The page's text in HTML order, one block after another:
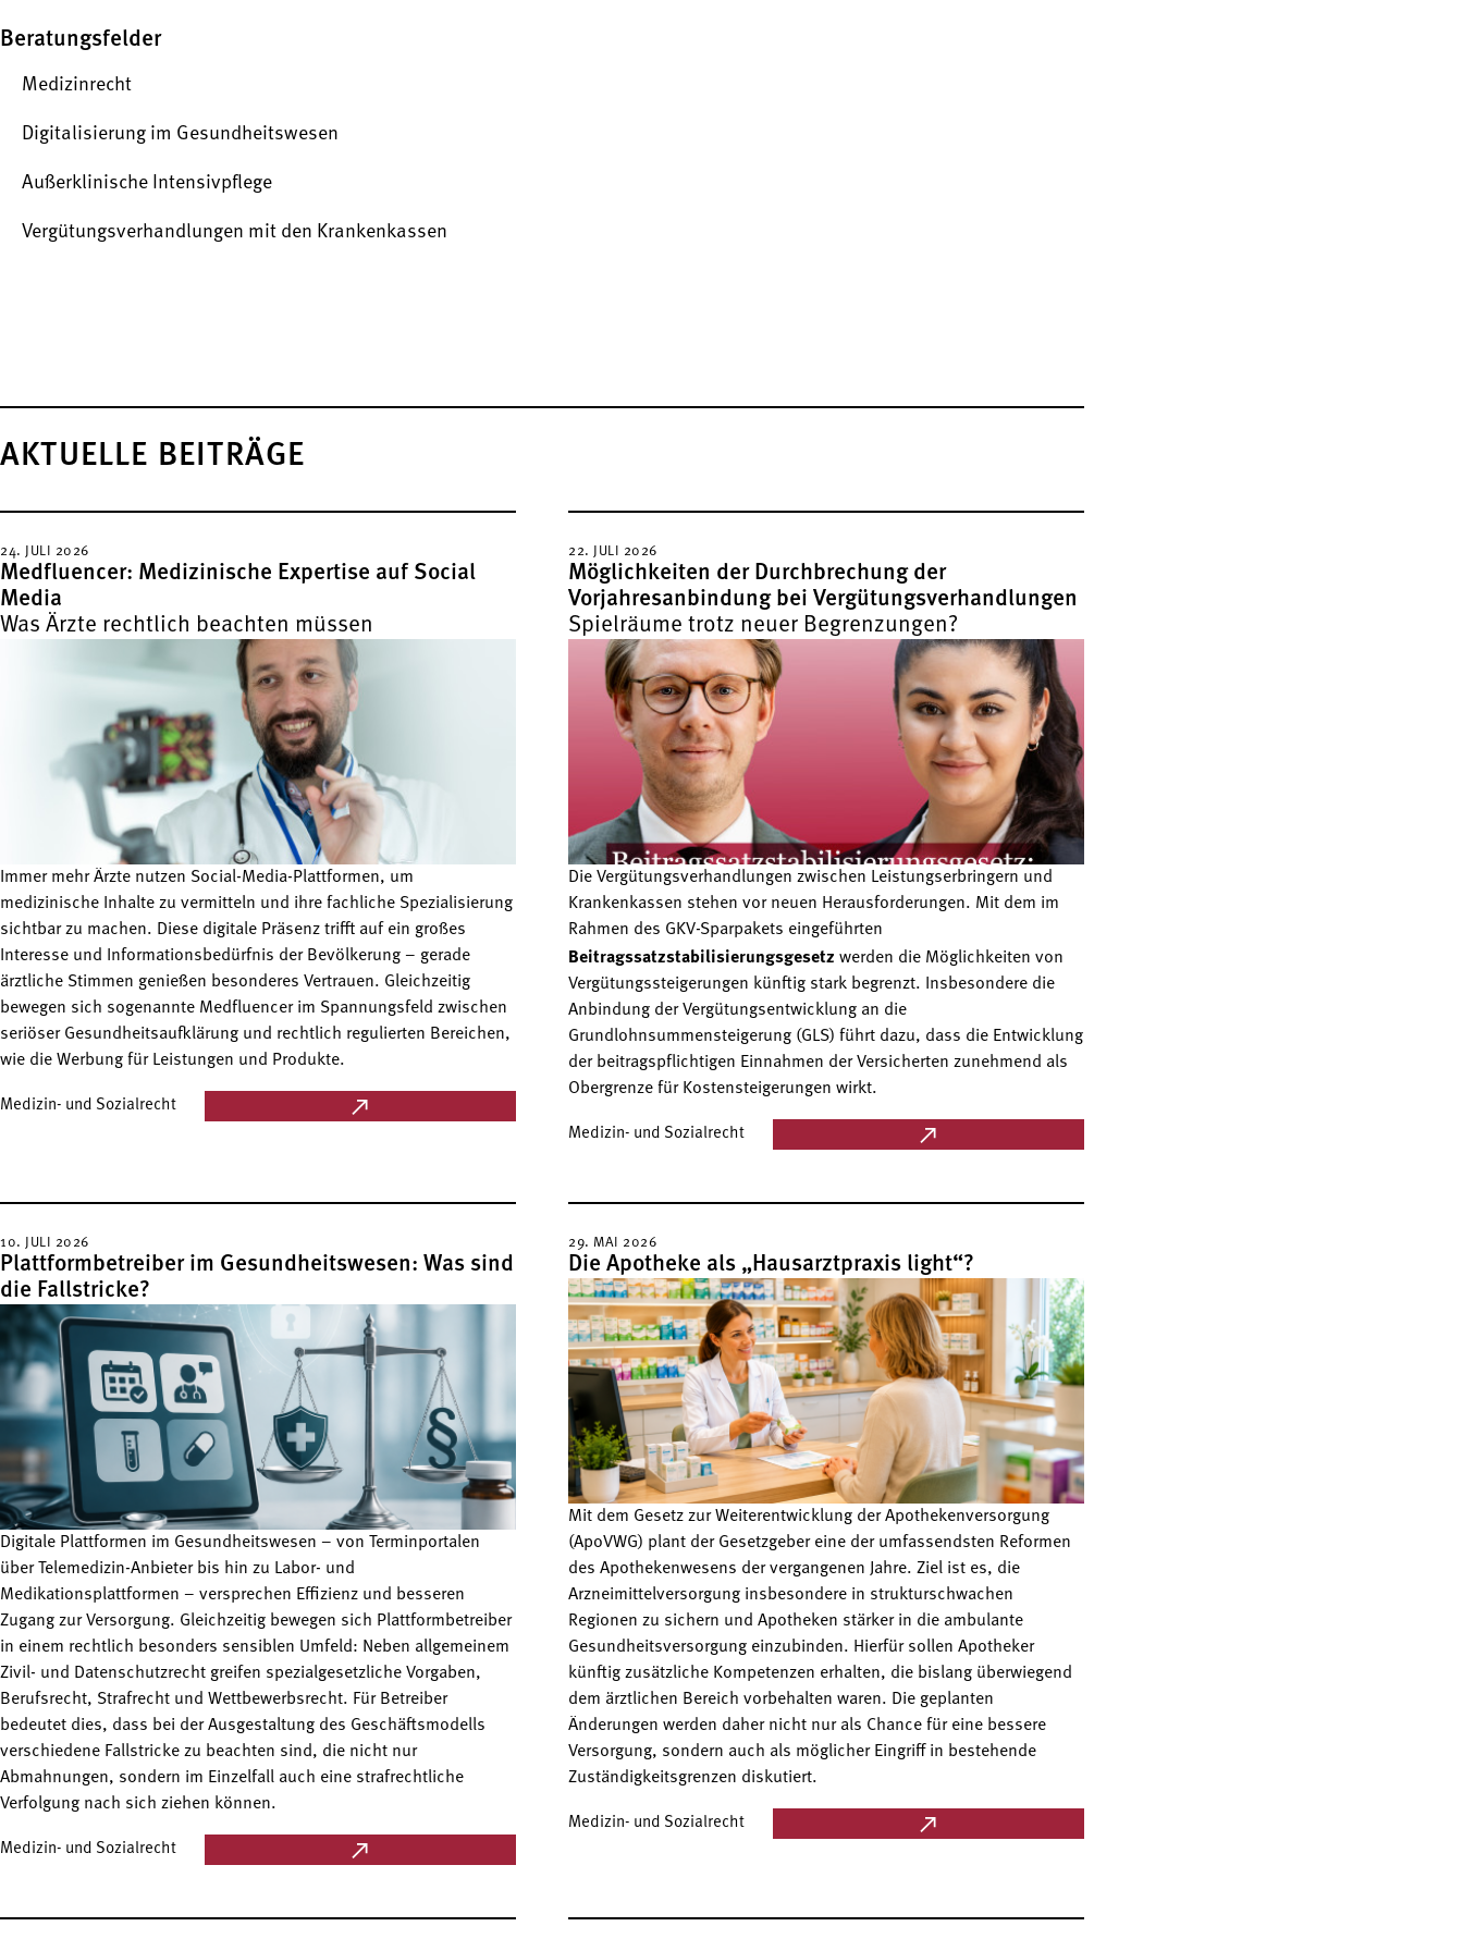
Beratungsfelder
Medizinrecht
Digitalisierung im Gesundheitswesen
Außerklinische Intensivpflege
Vergütungsverhandlungen mit den Krankenkassen
AKTUELLE BEITRÄGE
24. JULI 2026
Medfluencer: Medizinische Expertise auf Social
Media
Was Ärzte rechtlich beachten müssen
Immer mehr Ärzte nutzen Social-Media-Plattformen, um
medizinische Inhalte zu vermitteln und ihre fachliche Spezialisierung
sichtbar zu machen. Diese digitale Präsenz trifft auf ein großes
Interesse und Informationsbedürfnis der Bevölkerung – gerade
ärztliche Stimmen genießen besonderes Vertrauen. Gleichzeitig
bewegen sich sogenannte Medfluencer im Spannungsfeld zwischen
seriöser Gesundheitsaufklärung und rechtlich regulierten Bereichen,
wie die Werbung für Leistungen und Produkte.
Medizin- und Sozialrecht
22. JULI 2026
Möglichkeiten der Durchbrechung der
Vorjahresanbindung bei Vergütungsverhandlungen
Spielräume trotz neuer Begrenzungen?
Die Vergütungsverhandlungen zwischen Leistungserbringern und
Krankenkassen stehen vor neuen Herausforderungen. Mit dem im
Rahmen des GKV-Sparpakets eingeführten
Beitragssatzstabilisierungsgesetz werden die Möglichkeiten von
Vergütungssteigerungen künftig stark begrenzt. Insbesondere die
Anbindung der Vergütungsentwicklung an die
Grundlohnsummensteigerung (GLS) führt dazu, dass die Entwicklung
der beitragspflichtigen Einnahmen der Versicherten zunehmend als
Obergrenze für Kostensteigerungen wirkt.
Medizin- und Sozialrecht
10. JULI 2026
Plattformbetreiber im Gesundheitswesen: Was sind
die Fallstricke?
Digitale Plattformen im Gesundheitswesen – von Terminportalen
über Telemedizin-Anbieter bis hin zu Labor- und
Medikationsplattformen – versprechen Effizienz und besseren
Zugang zur Versorgung. Gleichzeitig bewegen sich Plattformbetreiber
in einem rechtlich besonders sensiblen Umfeld: Neben allgemeinem
Zivil- und Datenschutzrecht greifen spezialgesetzliche Vorgaben,
Berufsrecht, Strafrecht und Wettbewerbsrecht. Für Betreiber
bedeutet dies, dass bei der Ausgestaltung des Geschäftsmodells
verschiedene Fallstricke zu beachten sind, die nicht nur
Abmahnungen, sondern im Einzelfall auch eine strafrechtliche
Verfolgung nach sich ziehen können.
Medizin- und Sozialrecht
29. MAI 2026
Die Apotheke als „Hausarztpraxis light“?
Mit dem Gesetz zur Weiterentwicklung der Apothekenversorgung
(ApoVWG) plant der Gesetzgeber eine der umfassendsten Reformen
des Apothekenwesens der vergangenen Jahre. Ziel ist es, die
Arzneimittelversorgung insbesondere in strukturschwachen
Regionen zu sichern und Apotheken stärker in die ambulante
Gesundheitsversorgung einzubinden. Hierfür sollen Apotheker
künftig zusätzliche Kompetenzen erhalten, die bislang überwiegend
dem ärztlichen Bereich vorbehalten waren. Die geplanten
Änderungen werden daher nicht nur als Chance für eine bessere
Versorgung, sondern auch als möglicher Eingriff in bestehende
Zuständigkeitsgrenzen diskutiert.
Medizin- und Sozialrecht